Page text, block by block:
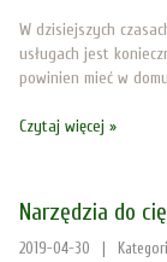
W dzisiejszych
usługach jest
powinien mieć w
Czytaj więcej »
Narzędzia do
2019-04-30